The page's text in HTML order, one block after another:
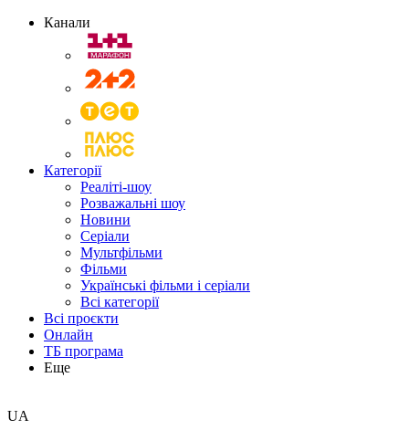
Канали
Категорії
Реаліті-шоу
Розважальні шоу
Новини
Серіали
Мультфільми
Фільми
Українські фільми і серіали
Всі категорії
Всі проєкти
Онлайн
ТБ програма
Еще
UA